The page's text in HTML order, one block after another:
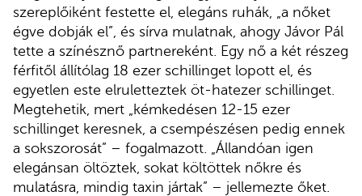
szereplőiként festette el, elegáns ruhák, „a nőket
égve dobják el”, és sírva mulatnak, ahogy Jávor Pál
tette a színésznő partnereként. Egy nő a két részeg
férfitől állítólag 18 ezer schillinget lopott el, és
egyetlen este elruletteztek öt-hatezer schillinget.
Megtehetik, mert „kémkedésen 12-15 ezer
schillinget keresnek, a csempészésen pedig ennek
a sokszorosát” – fogalmazott. „Állandóan igen
elegánsan öltöztek, sokat költöttek nőkre és
mulatásra, mindig taxin jártak” – jellemezte őket.